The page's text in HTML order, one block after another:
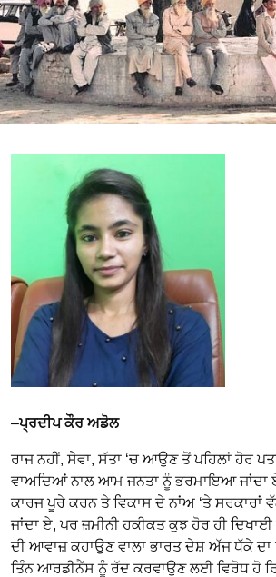
–ਪ੍ਰਦੀਪ ਕੌਰ ਅਡੋਲ
ਰਾਜ ਨਹੀਂ, ਸੇਵਾ, ਸੱਤਾ ‘ਚ ਆਉਣ ਤੋਂ ਪਹਿਲਾਂ ਹੋਰ
ਵਾਅਦਿਆਂ ਨਾਲ ਆਮ ਜਨਤਾ ਨੂੰ ਭਰਮਾਇਆ
ਕਾਰਜ ਪੂਰੇ ਕਰਨ ਤੇ ਵਿਕਾਸ ਦੇ ਨਾਂਅ ‘ਤੇ ਸਰਕਾਰਾਂ
ਜਾਂਦਾ ਏ, ਪਰ ਜ਼ਮੀਨੀ ਹਕੀਕਤ ਕੁਝ ਹੋਰ ਹੀ
ਦੀ ਆਵਾਜ਼ ਕਹਾਉਣ ਵਾਲਾ ਭਾਰਤ ਦੇਸ਼ ਅੱਜ ਧੱਕੇ ਦਾ
ਤਿੰਨ ਆਰਡੀਨੈਂਸ ਨੂੰ ਰੱਦ ਕਰਵਾਉਣ ਲਈ ਵਿਰੋਧ ਹੋ